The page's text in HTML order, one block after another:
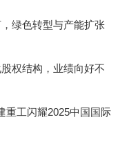
绿色转型与产能扩张
权结构，业绩向好不
重工闪耀2025中国国际